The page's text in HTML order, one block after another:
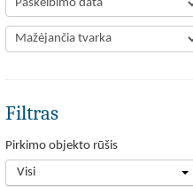
Filtras
Pirkimo objekto rūšis
Visi